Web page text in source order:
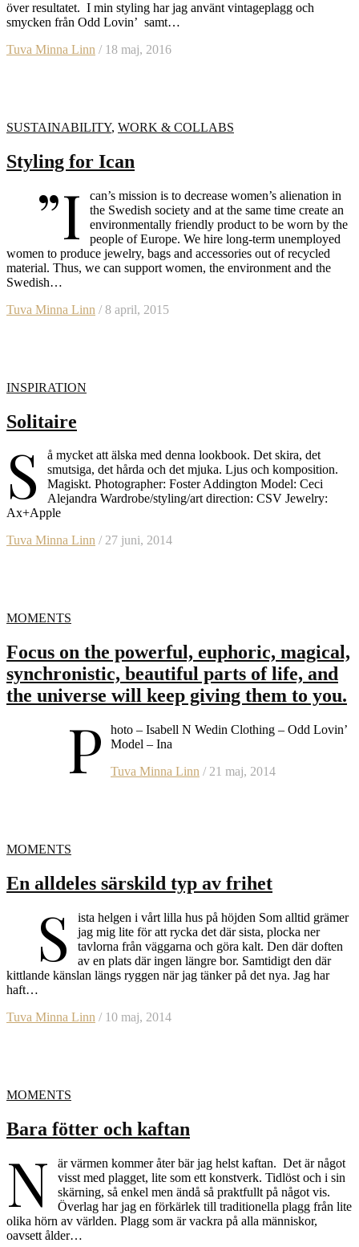
över resultatet. I min styling har jag använt vintageplagg och
smycken från Odd Lovin’ samt…
Tuva Minna Linn / 18 maj, 2016
SUSTAINABILITY, WORK & COLLABS
Styling for Ican
”I
can’s mission is to decrease women’s alienation in
the Swedish society and at the same time create an
environmentally friendly product to be worn by the
people of Europe. We hire long-term unemployed
women to produce jewelry, bags and accessories out of recycled
material. Thus, we can support women, the environment and the
Swedish…
Tuva Minna Linn / 8 april, 2015
INSPIRATION
Solitaire
S
å mycket att älska med denna lookbook. Det skira, det
smutsiga, det hårda och det mjuka. Ljus och komposition.
Magiskt. Photographer: Foster Addington Model: Ceci
Alejandra Wardrobe/styling/art direction: CSV Jewelry:
Ax+Apple
Tuva Minna Linn / 27 juni, 2014
MOMENTS
Focus on the powerful, euphoric, magical,
synchronistic, beautiful parts of life, and
the universe will keep giving them to you.
P
hoto – Isabell N Wedin Clothing – Odd Lovin’
Model – Ina
Tuva Minna Linn / 21 maj, 2014
MOMENTS
En alldeles särskild typ av frihet
S
ista helgen i vårt lilla hus på höjden Som alltid grämer
jag mig lite för att rycka det där sista, plocka ner
tavlorna från väggarna och göra kalt. Den där doften
av en plats där ingen längre bor. Samtidigt den där
kittlande känslan längs ryggen när jag tänker på det nya. Jag har
haft…
Tuva Minna Linn / 10 maj, 2014
MOMENTS
Bara fötter och kaftan
N
är värmen kommer åter bär jag helst kaftan. Det är något
visst med plagget, lite som ett konstverk. Tidlöst och i sin
skärning, så enkel men ändå så praktfullt på något vis.
Överlag har jag en förkärlek till traditionella plagg från lite
olika hörn av världen. Plagg som är vackra på alla människor,
oavsett ålder…